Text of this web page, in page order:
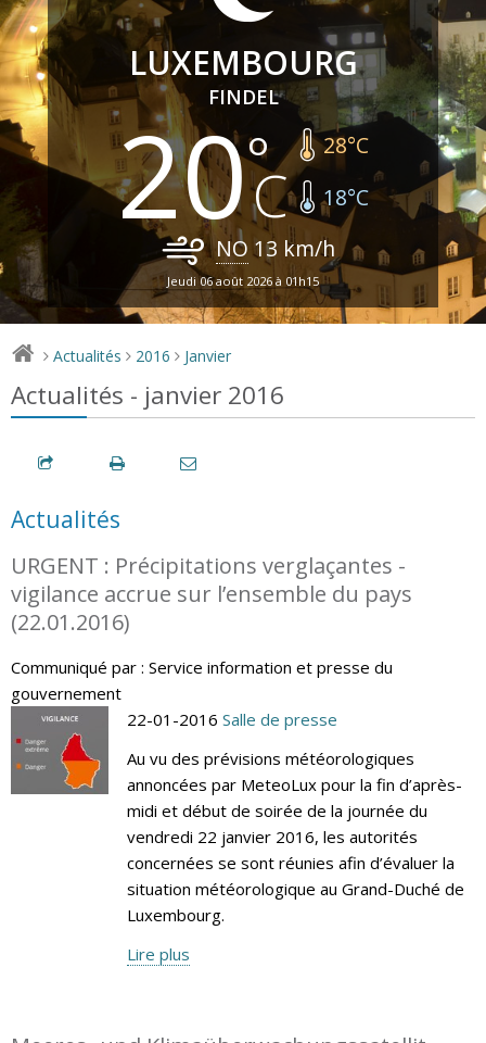
LUXEMBOURG
FINDEL
20 28°C
18°C
NO 13 km/h
Jeudi 06 août 2026 à 01h15
> Actualités > 2016 > Janvier
Actualités - janvier 2016
Actualités
URGENT : Précipitations verglaçantes -
vigilance accrue sur l’ensemble du pays
(22.01.2016)
Communiqué par : Service information et presse du
gouvernement
22-01-2016 Salle de presse
Au vu des prévisions météorologiques
annoncées par MeteoLux pour la fin d’après-
midi et début de soirée de la journée du
vendredi 22 janvier 2016, les autorités
concernées se sont réunies afin d’évaluer la
situation météorologique au Grand-Duché de
Luxembourg.
Lire plus